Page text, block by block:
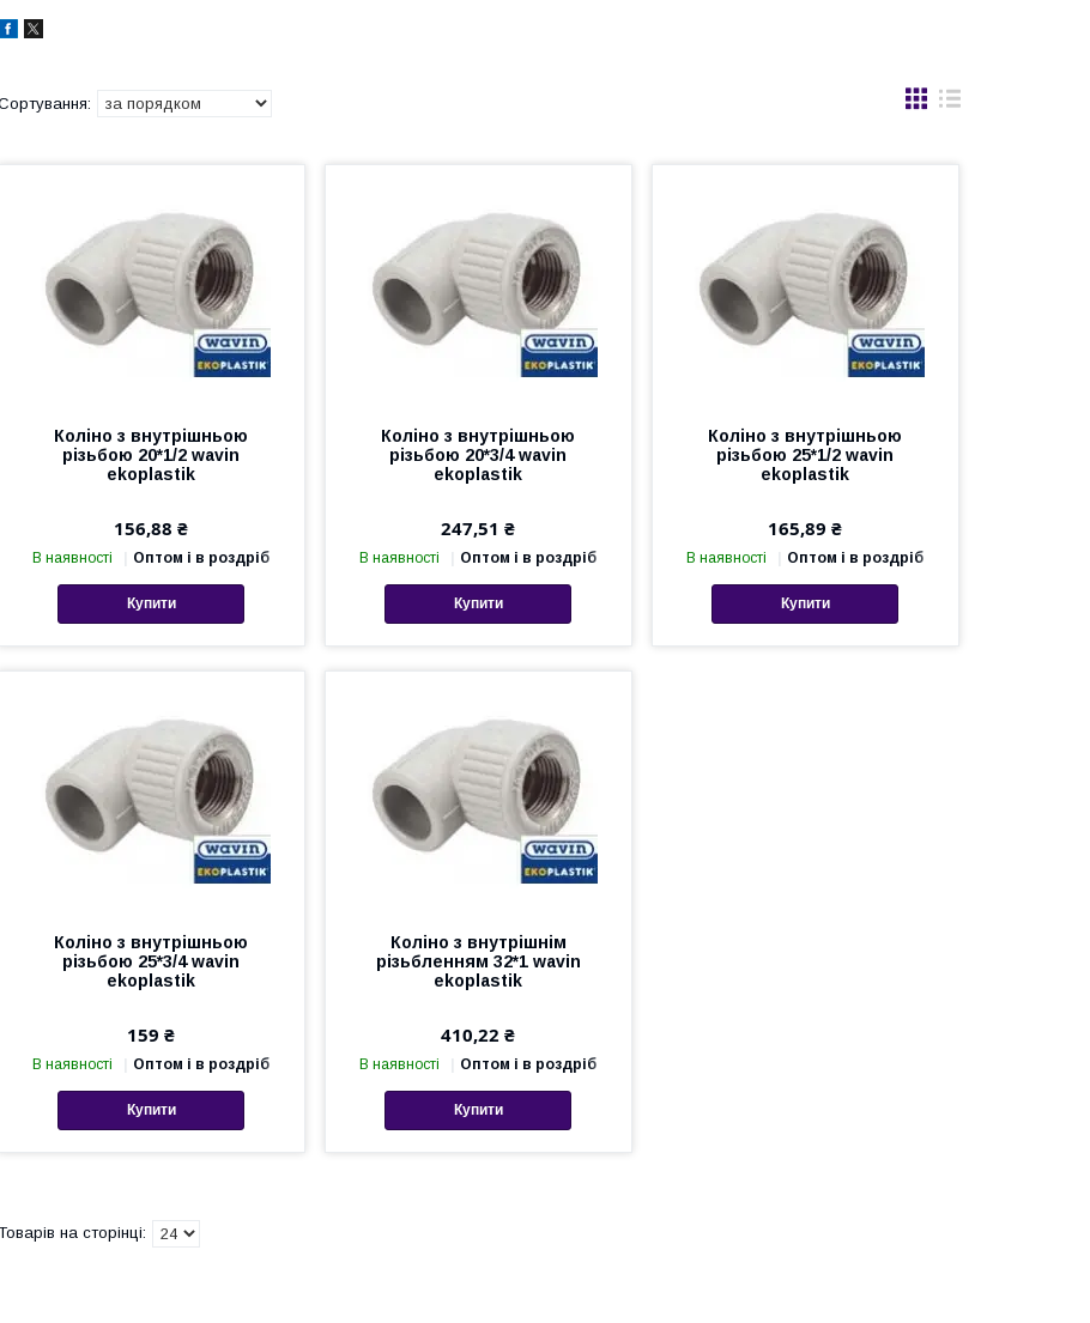
Коліно з внутрішньою
різьбою 20*1/2 wavin
ekoplastik
156,88 ₴
В наявності Оптом і в роздріб
Купити
Коліно з внутрішньою
різьбою 20*3/4 wavin
ekoplastik
247,51 ₴
В наявності Оптом і в роздріб
Купити
Коліно з внутрішньою
різьбою 25*1/2 wavin
ekoplastik
165,89 ₴
В наявності Оптом і в роздріб
Купити
Коліно з внутрішньою
різьбою 25*3/4 wavin
ekoplastik
159 ₴
В наявності Оптом і в роздріб
Купити
Коліно з внутрішнім
різьбленням 32*1 wavin
ekoplastik
410,22 ₴
В наявності Оптом і в роздріб
Купити